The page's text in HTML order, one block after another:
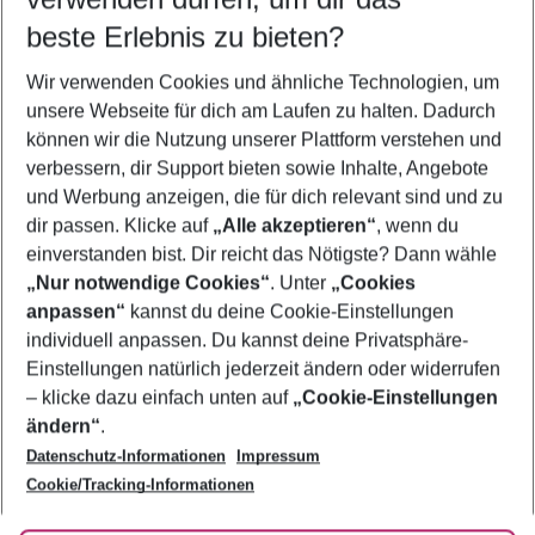
5-8 Nächte
2 Erwachsene Keine Kinder
Mehr Filter anzeigen
Footer
Footer navigation
Über uns
AGB
Bestpreisgarantie
Cookie-Einstellungen ändern
Cookie-Richtlinie
Agenturbetreuung
Barrierefreies Reisen
Folge uns
beste Erlebnis zu bieten?
Wir verwenden Cookies und ähnliche Technologien, um
unsere Webseite für dich am Laufen zu halten. Dadurch
können wir die Nutzung unserer Plattform verstehen und
verbessern, dir Support bieten sowie Inhalte, Angebote
und Werbung anzeigen, die für dich relevant sind und zu
dir passen. Klicke auf „Alle akzeptieren“, wenn du
einverstanden bist. Dir reicht das Nötigste? Dann wähle
„Nur notwendige Cookies“. Unter „Cookies
anpassen“ kannst du deine Cookie-Einstellungen
individuell anpassen. Du kannst deine Privatsphäre-
Einstellungen natürlich jederzeit ändern oder widerrufen
– klicke dazu einfach unten auf „Cookie-Einstellungen
ändern“.
Datenschutz-Informationen
Impressum
Cookie/Tracking-Informationen